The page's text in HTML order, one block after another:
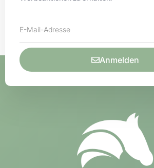
Anmelden